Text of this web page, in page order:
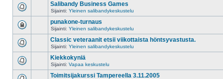
Salibandy Business Games
Sijainti: Yleinen salibandykeskustelu
punakone-turnaus
Sijainti: Yleinen salibandykeskustelu
Classic veteraanit etsii viikottaista höntsyvastusta.
Sijainti: Yleinen salibandykeskustelu
Kiekkokyniä
Sijainti: Vapaa keskustelu
Toimitsijakurssi Tampereella 3.11.2005